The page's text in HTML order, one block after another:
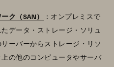
ク（SAN）
：オンプレミスで
データ・ストレージ・ソリュ
ーバーからストレージ・リソ
の他のコンピュータやサーバ